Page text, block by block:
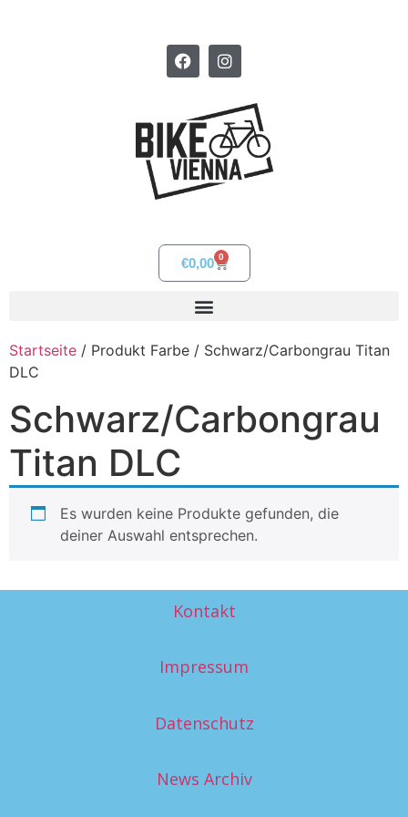
€0,00 0
Startseite / Produkt Farbe / Schwarz/Carbongrau Titan
DLC
Schwarz/Carbongrau
Titan DLC
Es wurden keine Produkte gefunden, die
deiner Auswahl entsprechen.
Kontakt
Impressum
Datenschutz
News Archiv